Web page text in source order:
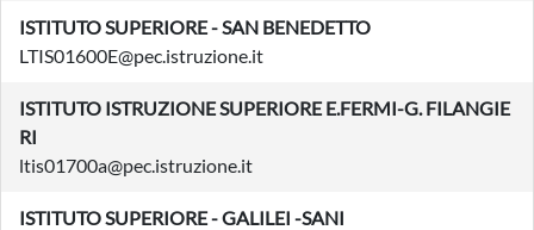
ISTITUTO SUPERIORE - SAN BENEDETTO
LTIS01600E@pec.istruzione.it
ISTITUTO ISTRUZIONE SUPERIORE E.FERMI-G. FILANGIE
RI
ltis01700a@pec.istruzione.it
ISTITUTO SUPERIORE - GALILEI -SANI